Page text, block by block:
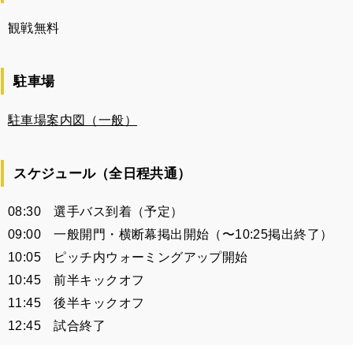
観戦無料
駐車場
駐車場案内図（一般）
スケジュール（全日程共通）
08:30 選手バス到着（予定）
09:00 一般開門・横断幕掲出開始（〜10:25掲出終了）
10:05 ピッチ内ウォーミングアップ開始
10:45 前半キックオフ
11:45 後半キックオフ
12:45 試合終了